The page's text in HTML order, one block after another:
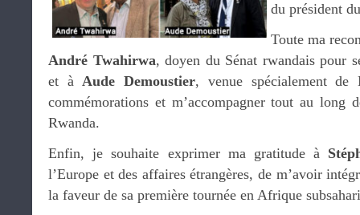
du président
Toute ma
André Twahirwa, doyen du Sénat rwandais pour
et àAude Demoustier, venue spécialement
commémorations et m’accompagner tout au long
Rwanda.
Enfin, je souhaite exprimer ma gratitude à
l’Europe et des affaires étrangères, de m’avoir
la faveur de sa première tournée en Afrique